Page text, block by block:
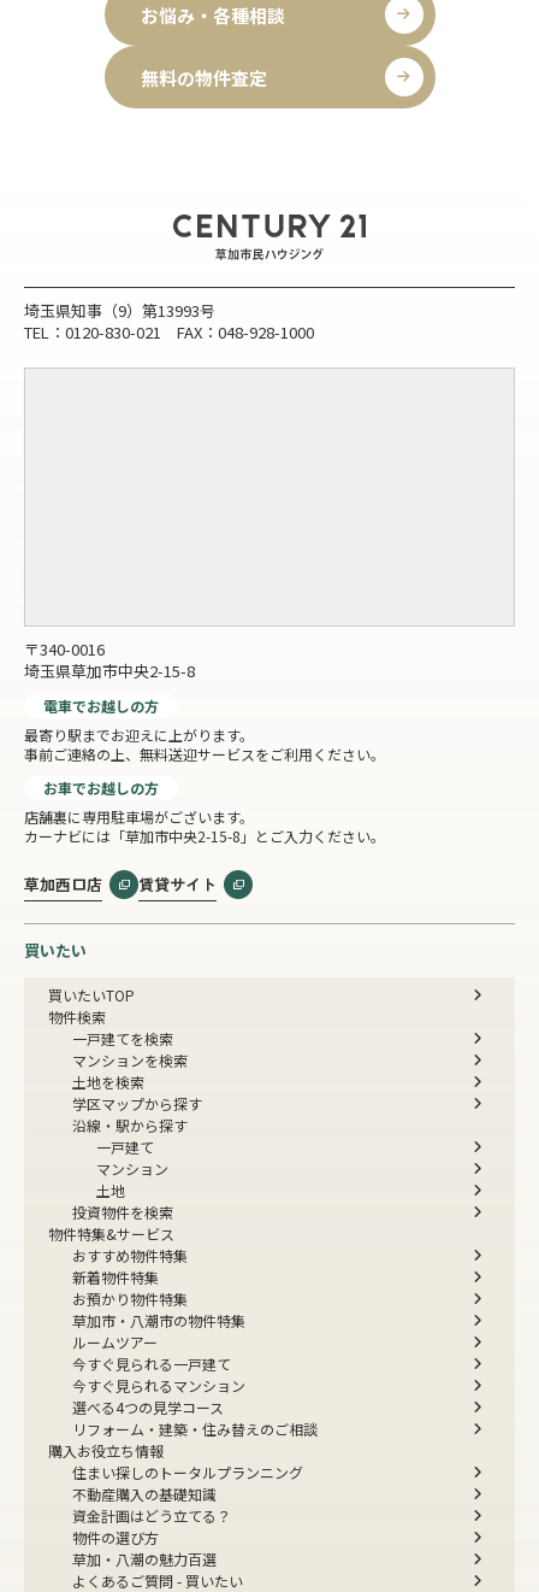
お悩み・各種相談
無料の物件査定
埼玉県知事（9）第13993号
TEL：0120-830-021 FAX：048-928-1000
〒340-0016
埼玉県草加市中央2-15-8
電車でお越しの方
最寄り駅までお迎えに上がります。
事前ご連絡の上、無料送迎サービスをご利用ください。
お車でお越しの方
店舗裏に専用駐車場がございます。
カーナビには「草加市中央2-15-8」とご入力ください。
草加西口店 賃貸サイト
買いたい
買いたいTOP
物件検索
一戸建てを検索
マンションを検索
土地を検索
学区マップから探す
沿線・駅から探す
一戸建て
マンション
土地
投資物件を検索
物件特集&サービス
おすすめ物件特集
新着物件特集
お預かり物件特集
草加市・八潮市の物件特集
ルームツアー
今すぐ見られる一戸建て
今すぐ見られるマンション
選べる4つの見学コース
リフォーム・建築・住み替えのご相談
購入お役立ち情報
住まい探しのトータルプランニング
不動産購入の基礎知識
資金計画はどう立てる？
物件の選び方
草加・八潮の魅力百選
よくあるご質問 - 買いたい